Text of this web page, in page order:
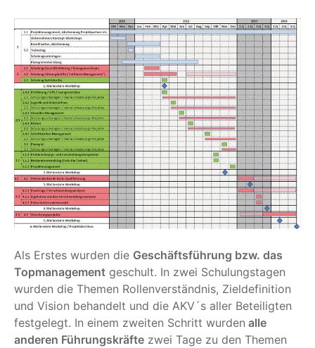
Als Erstes wurden die Geschäftsführung bzw. das
Topmanagement geschult. In zwei Schulungstagen
wurden die Themen Rollenverständnis, Zieldefinition
und Vision behandelt und die AKV´s aller Beteiligten
festgelegt. In einem zweiten Schritt wurden alle
anderen Führungskräfte zwei Tage zu den Themen